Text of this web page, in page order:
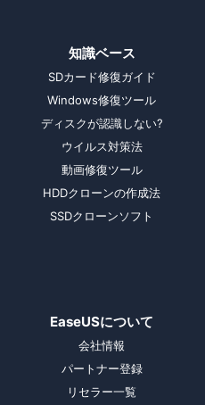
知識ベース
SDカード修復ガイド
Windows修復ツール
ディスクが認識しない?
ウイルス対策法
動画修復ツール
HDDクローンの作成法
SSDクローンソフト
EaseUSについて
会社情報
パートナー登録
リセラー一覧